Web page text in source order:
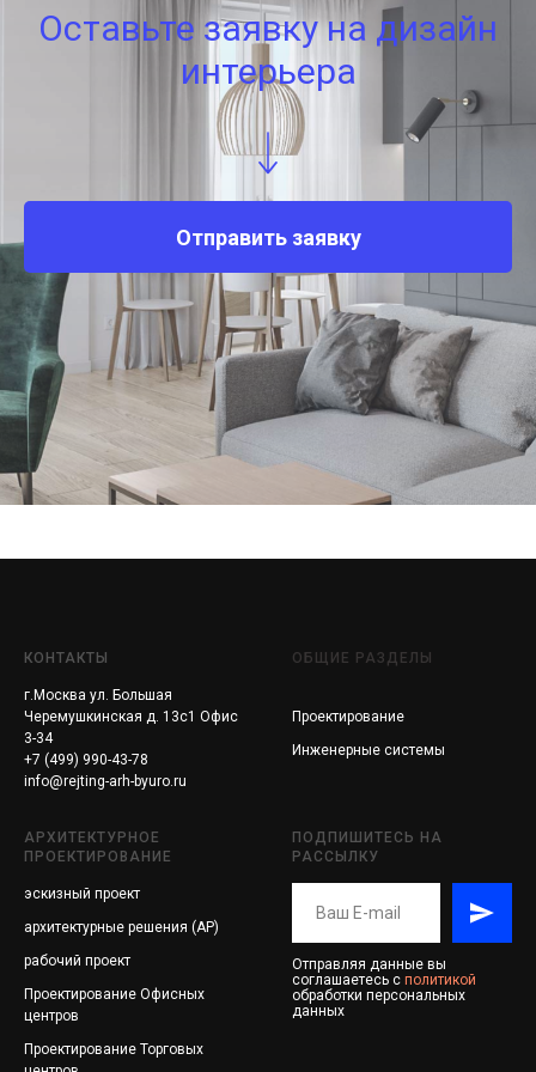
Оставьте заявку на дизайн
интерьера
Отправить заявку
КОНТАКТЫ
г.Москва ул. Большая
Черемушкинская д. 13с1 Офис
3-34
+7 (499) 990-43-78
info@rejting-arh-byuro.ru
ОБЩИЕ РАЗДЕЛЫ
Проектирование
Инженерные системы
АРХИТЕКТУРНОЕ
ПРОЕКТИРОВАНИЕ
эскизный проект
архитектурные решения (АР)
рабочий проект
Проектирование Офисных
центров
Проектирование Торговых
ПОДПИШИТЕСЬ НА
РАССЫЛКУ
Отправляя данные вы
соглашаетесь с политикой
обработки персональных
данных